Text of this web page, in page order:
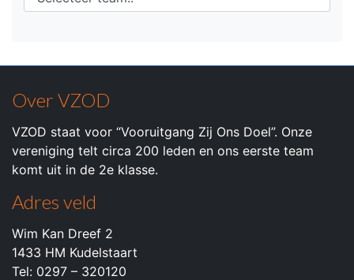
Over VZOD
VZOD staat voor “Vooruitgang Zij Ons Doel”. Onze
vereniging telt circa 200 leden en ons eerste team
komt uit in de 2e klasse.
Adres veld
Wim Kan Dreef 2
1433 HM Kudelstaart
Tel: 0297 – 320120